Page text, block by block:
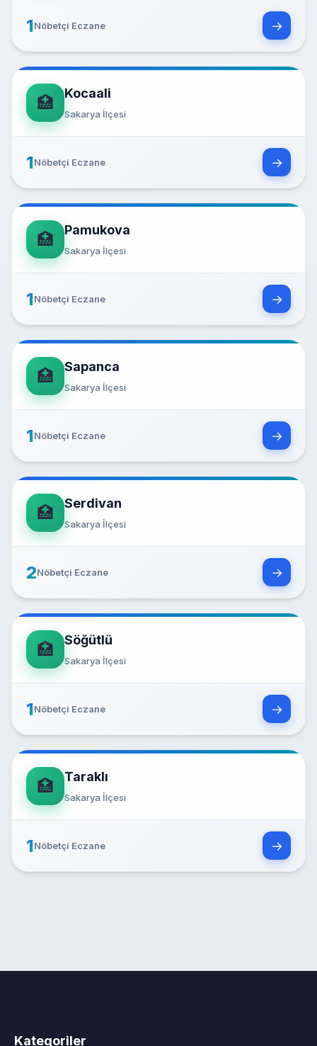
1Nöbetçi Eczane →
🏥 Kocaali
Sakarya İlçesi
1Nöbetçi Eczane →
🏥 Pamukova
Sakarya İlçesi
1Nöbetçi Eczane →
🏥 Sapanca
Sakarya İlçesi
1Nöbetçi Eczane →
🏥 Serdivan
Sakarya İlçesi
2Nöbetçi Eczane →
🏥 Söğütlü
Sakarya İlçesi
1Nöbetçi Eczane →
🏥 Taraklı
Sakarya İlçesi
1Nöbetçi Eczane →
Kategoriler